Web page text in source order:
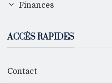
Finances
ACCÈS RAPIDES
Contact